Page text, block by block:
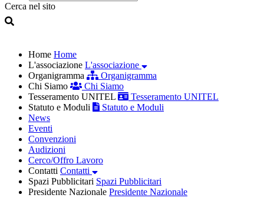
Cerca nel sito
Home Home
L'associazione L'associazione
Organigramma
Organigramma
Chi Siamo
Chi Siamo
Tesseramento UNITEL
Tesseramento UNITEL
Statuto e Moduli
Statuto e Moduli
News
Eventi
Convenzioni
Audizioni
Cerco/Offro Lavoro
Contatti Contatti
Spazi Pubblicitari Spazi Pubblicitari
Presidente Nazionale Presidente Nazionale